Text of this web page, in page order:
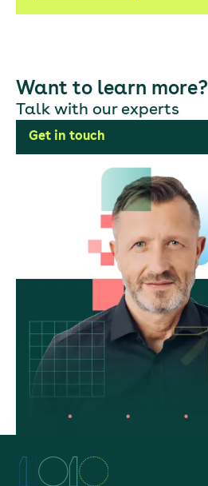
Want to learn more?
Talk with our experts
Get in touch